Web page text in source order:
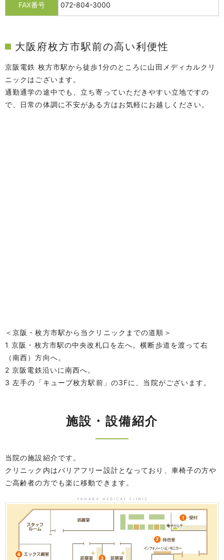
FAX番号 072-804-3000
大阪府枚方市駅前の高い利便性
京阪電鉄 枚方市駅から徒歩1分のところに山田メディカルクリ
ニックはございます。
通勤通学の途中でも、立ち寄っていただきやすい立地ですの
で、日常の体調に不安がある方はお気軽にお越しください。
＜京阪・枚方市駅から当クリニックまでの道順＞
1 京阪・枚方市駅の中央改札口を左へ。横断歩道を渡って右
（南西）方向へ。
2 京阪電鉄沿いに南西へ。
3 左手の「キューブ枚方駅前」の3Fに、当院がございます。
施設・設備紹介
当院の施設紹介です。
クリニック内はバリアフリー設計となっており、車椅子の方や
ご高齢者の方でも楽に移動できます。